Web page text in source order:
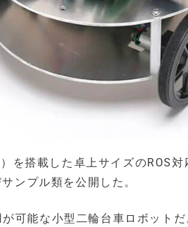
を搭載した卓上サイズのROS
ンプル類を公開した。
可能な小型二輪台車ロボットだ